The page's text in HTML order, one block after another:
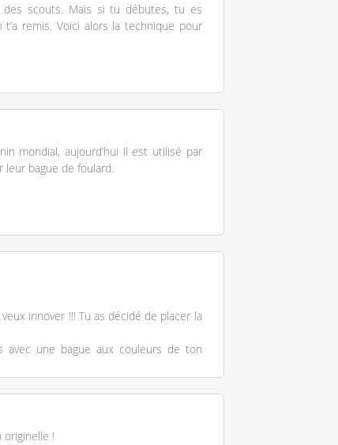
scouts. Mais si tu débutes, tu es
remis. Voici alors la technique pour
mondial, aujourd’hui il est utilisé par
leur bague de foulard.
innover !!! Tu as décidé de placer la
une bague aux couleurs de ton
originelle !